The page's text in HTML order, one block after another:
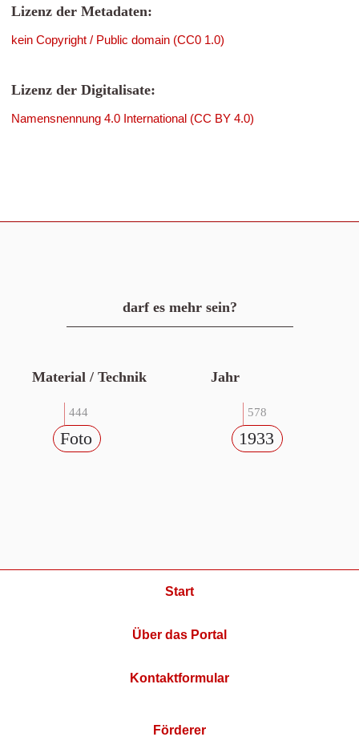
Lizenz der Metadaten:
kein Copyright / Public domain (CC0 1.0)
Lizenz der Digitalisate:
Namensnennung 4.0 International (CC BY 4.0)
darf es mehr sein?
Material / Technik
444
Foto
Jahr
578
1933
Start
Über das Portal
Kontaktformular
Förderer